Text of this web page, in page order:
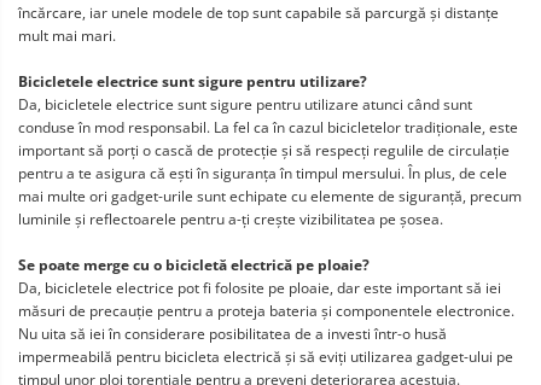
încărcare, iar unele modele de top sunt capabile să parcurgă și distanțe
mult mai mari.
Bicicletele electrice sunt sigure pentru utilizare?
Da, bicicletele electrice sunt sigure pentru utilizare atunci când sunt
conduse în mod responsabil. La fel ca în cazul bicicletelor tradiționale, este
important să porți o cască de protecție și să respecți regulile de circulație
pentru a te asigura că ești în siguranța în timpul mersului. În plus, de cele
mai multe ori gadget-urile sunt echipate cu elemente de siguranță, precum
luminile și reflectoarele pentru a-ți crește vizibilitatea pe șosea.
Se poate merge cu o bicicletă electrică pe ploaie?
Da, bicicletele electrice pot fi folosite pe ploaie, dar este important să iei
măsuri de precauție pentru a proteja bateria și componentele electronice.
Nu uita să iei în considerare posibilitatea de a investi într-o husă
impermeabilă pentru bicicleta electrică și să eviți utilizarea gadget-ului pe
timpul unor ploi torențiale pentru a preveni deteriorarea acestuia.